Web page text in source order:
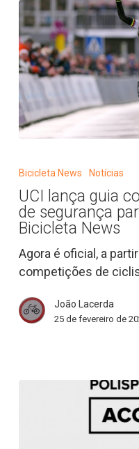
com
as
novas
normas
de
para
provas
|
Bicicleta News Notícias
UCI lança guia
de segurança
Bicicleta News
Agora é oficial, a
competições de
João Lacerda
25 de fevereiro de